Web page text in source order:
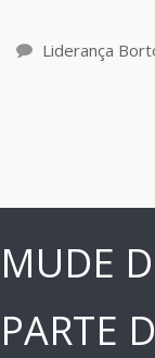
Liderança
MUDE
PARTE